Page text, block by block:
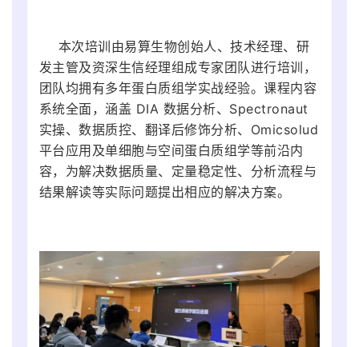
本次培训由易算生物创始人、技术经理、研
发主管及资深生信经理组成专家团队进行培训，
团队均拥有多年蛋白质组学实战经验。课程内容
系统全面，涵盖 DIA 数据分析、Spectronaut
实操、数据质控、翻译后修饰分析、Omicsolud
平台应用及单细胞与空间蛋白质组学等前沿内
容，为解决数据质量、定量稳定性、分析流程与
结果解读等实际问题提出相应的解决方案。